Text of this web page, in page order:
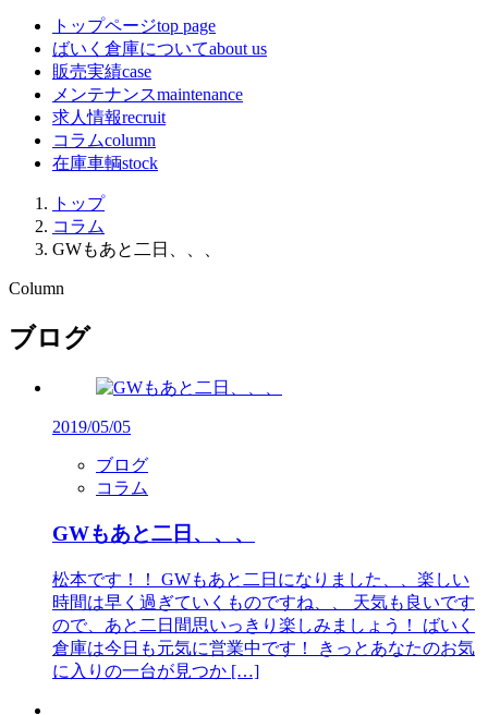
トップページtop page
ばいく倉庫についてabout us
販売実績case
メンテナンスmaintenance
求人情報recruit
コラムcolumn
在庫車輌stock
トップ
コラム
GWもあと二日、、、
Column
ブログ
2019/05/05
ブログ
コラム
GWもあと二日、、、
松本です！！ GWもあと二日になりました、、楽しい
時間は早く過ぎていくものですね、、 天気も良いです
ので、あと二日間思いっきり楽しみましょう！ ばいく
倉庫は今日も元気に営業中です！ きっとあなたのお気
に入りの一台が見つか […]